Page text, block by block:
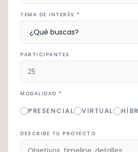
TEMA DE INTERÉS *
PARTICIPANTES
MODALIDAD *
PRESENCIAL VIRTUAL
DESCRIBE TU PROYECTO